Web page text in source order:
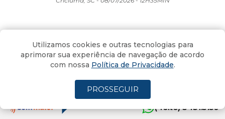
(4oito) 3431.5150
Utilizamos cookies e outras tecnologias para
aprimorar sua experiência de navegação de acordo
com nossa Política de Privacidade.
PROSSEGUIR